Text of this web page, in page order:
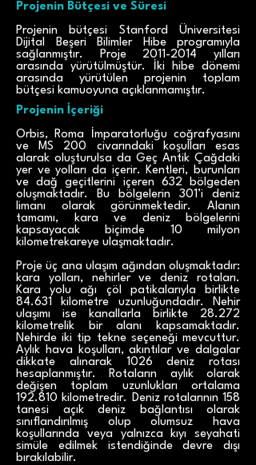
Projenin Bütçesi ve Süresi
Projenin bütçesi Stanford Üniversitesi
Dijital Beşeri Bilimler Hibe programıyla
sağlanmıştır. Proje 2011-2014 yılları
arasında yürütülmüştür. İki hibe dönemi
arasında yürütülen projenin toplam
bütçesi kamuoyuna açıklanmamıştır.
Projenin İçeriği
Orbis, Roma İmparatorluğu coğrafyasını
ve MS 200 civarındaki koşulları esas
alarak oluşturulsa da Geç Antik Çağdaki
yer ve yolları da içerir. Kentleri, burunları
ve dağ geçitlerini içeren 632 bölgeden
oluşmaktadır. Bu bölgelerin 301’i deniz
limanı olarak görünmektedir. Alanın
tamamı, kara ve deniz bölgelerini
kapsayacak biçimde 10 milyon
kilometrekareye ulaşmaktadır.
Proje üç ana ulaşım ağından oluşmaktadır:
kara yolları, nehirler ve deniz rotaları.
Kara yolu ağı çöl patikalarıyla birlikte
84.631 kilometre uzunluğundadır. Nehir
ulaşımı ise kanallarla birlikte 28.272
kilometrelik bir alanı kapsamaktadır.
Nehirde iki tip tekne seçeneği mevcuttur.
Aylık hava koşulları, akıntılar ve dalgalar
dikkate alınarak 1026 deniz rotası
hesaplanmıştır. Rotaların aylık olarak
değişen toplam uzunlukları ortalama
192.810 kilometredir. Deniz rotalarının 158
tanesi açık deniz bağlantısı olarak
sınıflandırılmış olup olumsuz hava
koşullarında veya yalnızca kıyı seyahati
simüle edilmek istendiğinde devre dışı
bırakılabilir.